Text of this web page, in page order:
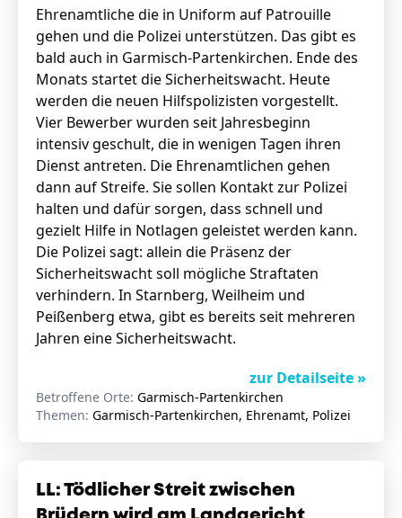
Ehrenamtliche die in Uniform auf Patrouille
gehen und die Polizei unterstützen. Das gibt es
bald auch in Garmisch-Partenkirchen. Ende des
Monats startet die Sicherheitswacht. Heute
werden die neuen Hilfspolizisten vorgestellt.
Vier Bewerber wurden seit Jahresbeginn
intensiv geschult, die in wenigen Tagen ihren
Dienst antreten. Die Ehrenamtlichen gehen
dann auf Streife. Sie sollen Kontakt zur Polizei
halten und dafür sorgen, dass schnell und
gezielt Hilfe in Notlagen geleistet werden kann.
Die Polizei sagt: allein die Präsenz der
Sicherheitswacht soll mögliche Straftaten
verhindern. In Starnberg, Weilheim und
Peißenberg etwa, gibt es bereits seit mehreren
Jahren eine Sicherheitswacht.
zur Detailseite »
Betroffene Orte: Garmisch-Partenkirchen
Themen: Garmisch-Partenkirchen, Ehrenamt, Polizei
LL: Tödlicher Streit zwischen